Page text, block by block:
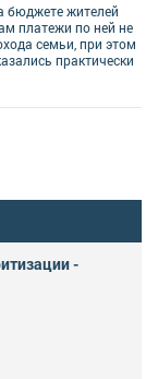
бюджете жителей
платежи по ней не
семьи, при этом
практически
-